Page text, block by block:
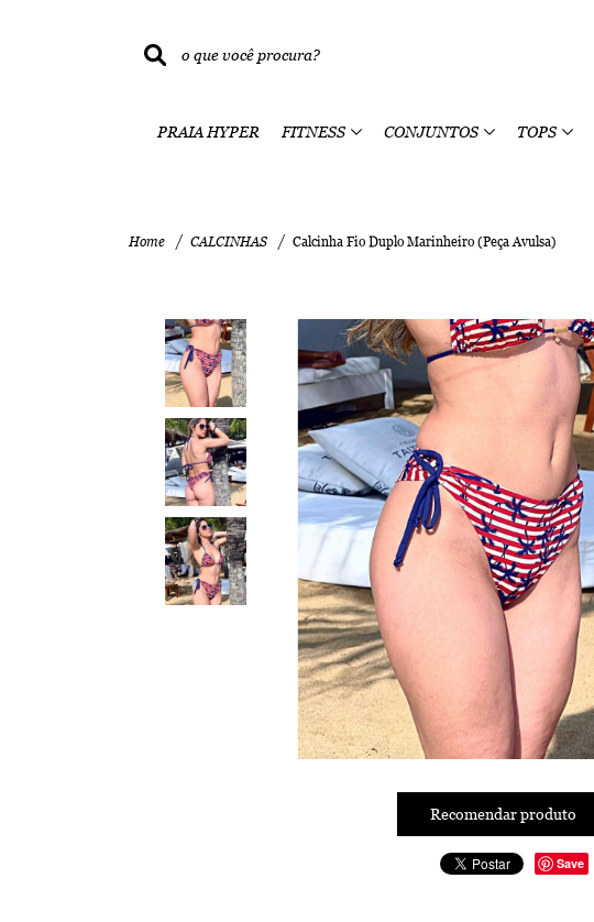
PRAIA HYPER FITNESS CONJUNTOS TOPS
Home CALCINHAS Calcinha Fio Duplo Marinheiro (Peça Avulsa)
Recomendar produto
Save